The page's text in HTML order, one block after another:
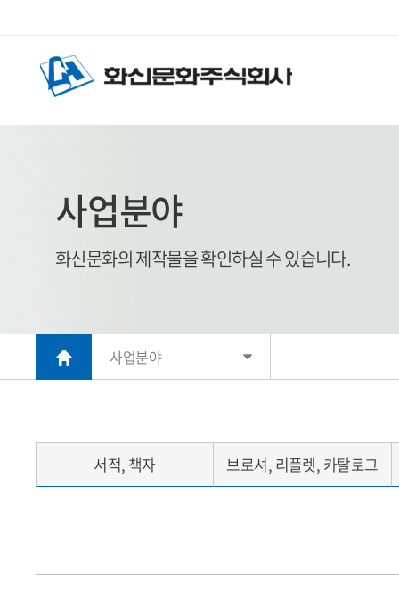
사업분야
화신문화의 제작물을 확인하실 수 있습니다.
사업분야
서적, 책자 브로셔, 리플렛, 카탈로그